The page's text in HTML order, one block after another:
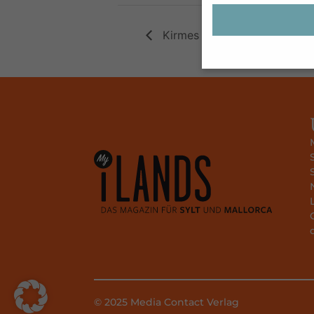
Kirmes „Fira del Ram“ in
© 2025 Media Contact Verlag
Wir verwenden
während andere
können verarbeitet
Anzeigen- und
Hier finden Sie
Kategorien geben
auswählen.
Essenziell (1)
Essenzielle Cookies